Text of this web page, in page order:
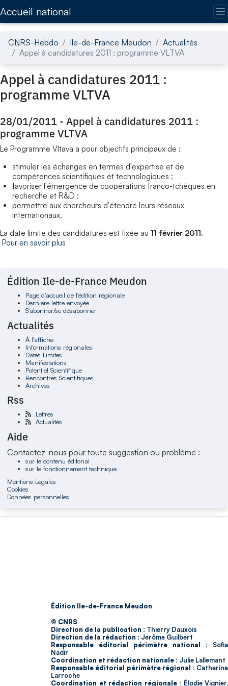
Accueil national
CNRS-Hebdo Ile-de-France Meudon
Actualités
Appel à candidatures 2011 : programme VLTVA
Appel à candidatures 2011 :
programme VLTVA
28/01/2011 - Appel à candidatures 2011 :
programme VLTVA
Le Programme Vltava a pour objectifs principaux de :
stimuler les échanges en termes d'expertise et de
compétences scientifiques et technologiques ;
favoriser l'émergence de coopérations franco-tchèques en
recherche et R&D ;
permettre aux chercheurs d'étendre leurs réseaux
internationaux.
La date limite des candidatures est fixée au 11 février 2011.
Pour en savoir plus
Édition Ile-de-France Meudon
Page d'accueil de l'édition régionale
Dernière lettre envoyée
S'abonner/se désabonner
Actualités
À l'affiche
Informations régionales
Dates Limites
Manifestations
Potentiel Scientifique
Rencontres Scientifiques
Archives
Rss
Lettres
Actualités
Aide
Contactez-nous pour toute suggestion ou problème :
sur le contenu éditorial
sur le fonctionnement technique
Mentions Légales
Cookies
Données personnelles
Édition Ile-de-France Meudon
© CNRS
Direction de la publication : Thierry Dauxois
Direction de la rédaction : Jérôme Guilbert
Responsable éditorial périmètre national : Sofia
Nadir
Coordination et rédaction nationale : Julie Lallemant
Responsable éditorial périmètre régional : Catherine
Larroche
Coordination et rédaction régionale : Élodie Vignier,